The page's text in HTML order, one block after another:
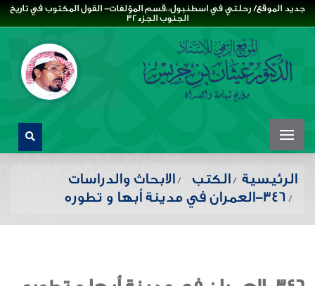
جديد الموقع/ رحلتي في اسطنبول،،قسم المؤلفات- القول المكتوب في تاريخ
الجنوب الجزء32
الرئيسية الكتب
الابحاث والدراسات
346-العمران في مدينة أبها و تطوره